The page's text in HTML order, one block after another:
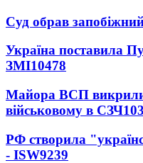
Суд обрав
Україна поставила
ЗМІ10478
Майора ВСП
військовому в СЗЧ
РФ створила
- ISW9239